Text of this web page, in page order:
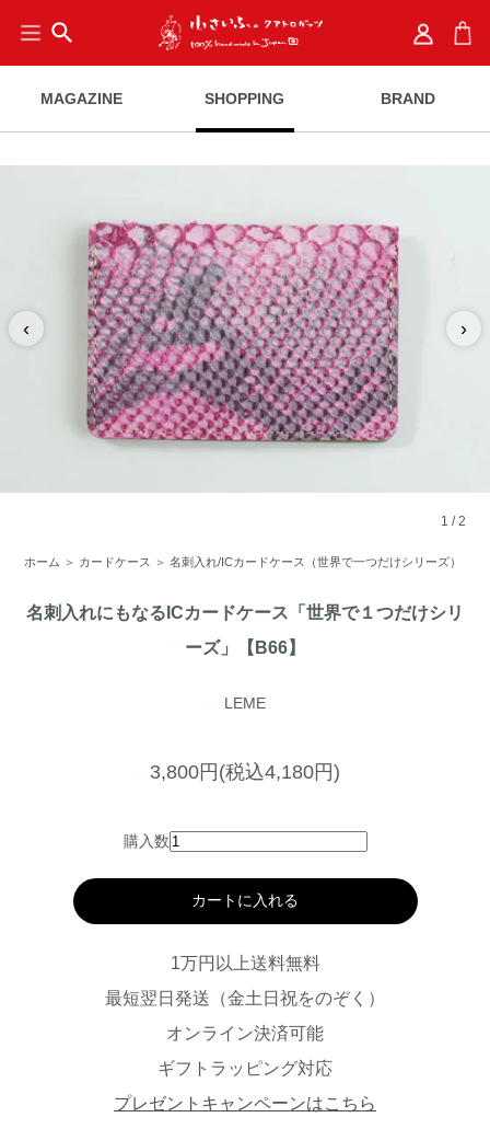
search
MAGAZINE SHOPPING BRAND
‹ ›
1 /2
ホーム ＞ カードケース ＞名刺入れ/ICカードケース（世界で一つだけシリーズ）
名刺入れにもなるICカードケース「世界で１つだけシリ
ーズ」【B66】
LEME
3,800円(税込4,180円)
購入数
カートに入れる
1万円以上送料無料
最短翌日発送（金土日祝をのぞく）
オンライン決済可能
ギフトラッピング対応
プレゼントキャンペーンはこちら